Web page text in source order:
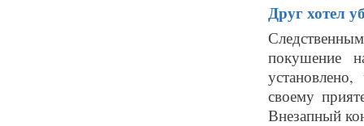
Друг хотел
покушение
своему
Внезапный